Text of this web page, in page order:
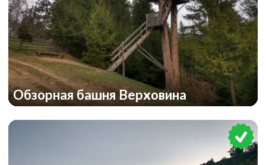
Обзорная башня Верховина